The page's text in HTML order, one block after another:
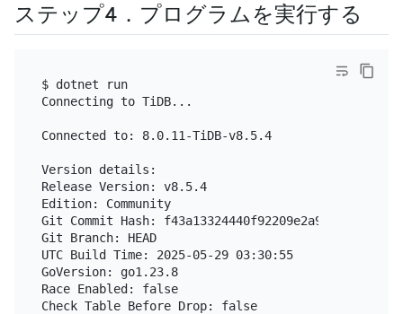
ステップ4．プログラムを実行する
$ dotnet run
Connecting to TiDB...
Connected to: 8.0.11-TiDB-v8.5.4
Version details:
Release Version: v8.5.4
Edition: Community
Git Commit Hash:
Git Branch: HEAD
UTC Build Time: 2025-05-29 03:30:55
GoVersion: go1.23.8
Race Enabled: false
Check Table Before Drop: false